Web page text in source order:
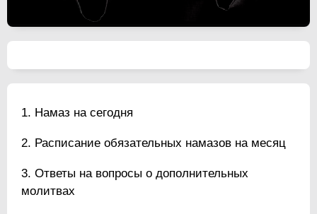
Намаз на сегодня
Расписание обязательных намазов на месяц
Ответы на вопросы о дополнительных
молитвах